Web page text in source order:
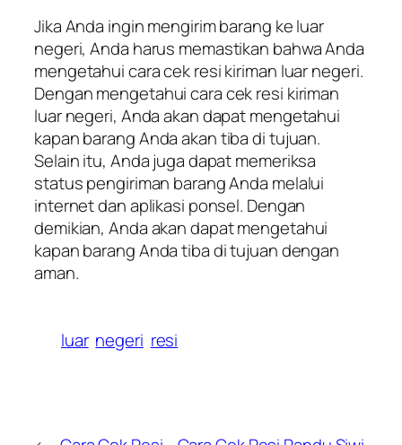
Jika Anda ingin mengirim barang ke luar
negeri, Anda harus memastikan bahwa Anda
mengetahui cara cek resi kiriman luar negeri.
Dengan mengetahui cara cek resi kiriman
luar negeri, Anda akan dapat mengetahui
kapan barang Anda akan tiba di tujuan.
Selain itu, Anda juga dapat memeriksa
status pengiriman barang Anda melalui
internet dan aplikasi ponsel. Dengan
demikian, Anda akan dapat mengetahui
kapan barang Anda tiba di tujuan dengan
aman.
luar negeri resi